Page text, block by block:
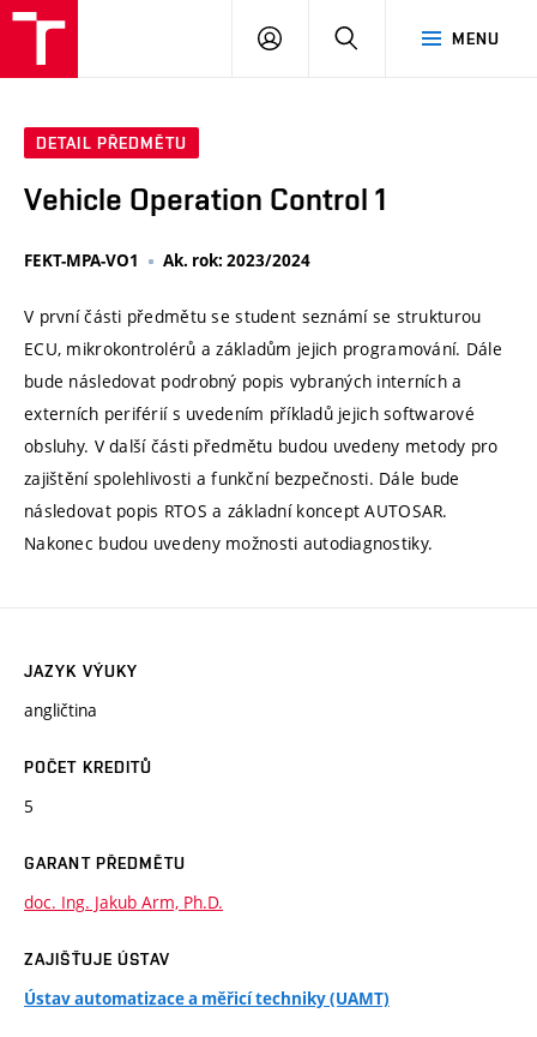
MENU
PŘIHLÁSIT
DETAIL PŘEDMĚTU
Vehicle Operation Control 1
FEKT-MPA-VO1 Ak. rok: 2023/2024
V první části předmětu se student seznámí se strukturou
ECU, mikrokontrolérů a základům jejich programování. Dále
bude následovat podrobný popis vybraných interních a
externích periférií s uvedením příkladů jejich softwarové
obsluhy. V další části předmětu budou uvedeny metody pro
zajištění spolehlivosti a funkční bezpečnosti. Dále bude
následovat popis RTOS a základní koncept AUTOSAR.
Nakonec budou uvedeny možnosti autodiagnostiky.
JAZYK VÝUKY
angličtina
POČET KREDITŮ
5
GARANT PŘEDMĚTU
doc. Ing. Jakub Arm, Ph.D.
ZAJIŠŤUJE ÚSTAV
Ústav automatizace a měřicí techniky (UAMT)